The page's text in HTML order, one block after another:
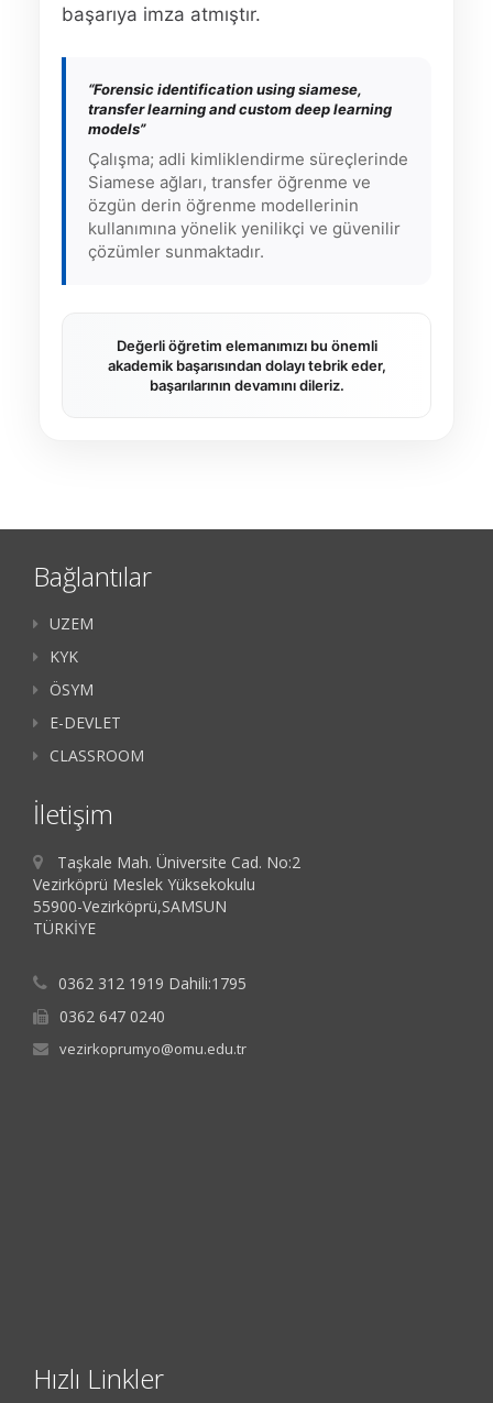
başarıya imza atmıştır.
“Forensic identification using siamese,
transfer learning and custom deep learning
models”
Çalışma; adli kimliklendirme süreçlerinde
Siamese ağları, transfer öğrenme ve
özgün derin öğrenme modellerinin
kullanımına yönelik yenilikçi ve güvenilir
çözümler sunmaktadır.
Değerli öğretim elemanımızı bu önemli
akademik başarısından dolayı tebrik eder,
başarılarının devamını dileriz.
Bağlantılar
UZEM
KYK
ÖSYM
E-DEVLET
CLASSROOM
İletişim
Taşkale Mah. Üniversite Cad. No:2
Vezirköprü Meslek Yüksekokulu
55900-Vezirköprü,SAMSUN
TÜRKİYE
0362 312 1919 Dahili:1795
0362 647 0240
vezirkoprumyo@omu.edu.tr
Hızlı Linkler